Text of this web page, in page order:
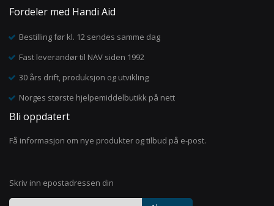
Fordeler med Handi Aid
Bestilling før kl. 12 sendes samme dag
Fast leverandør til NAV siden 1992
30 års drift, produksjon og utvikling
Norges største hjelpemiddelbutikk på nett
Bli oppdatert
Få informasjon om nye produkter og tilbud på e-post.
Skriv inn epostadressen din